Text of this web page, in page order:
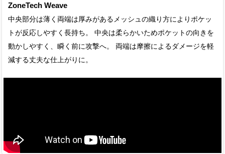
ZoneTech Weave
中央部分は薄く両端は厚みがあるメッシュの織り方によりポケッ
トが反応しやすく長持ち。 中央は柔らかいためポケットの向きを
動かしやすく、瞬く前に攻撃へ。 両端は摩擦によるダメージを軽
減する丈夫な仕上がりに。